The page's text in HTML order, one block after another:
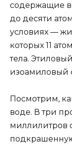
содержащие в
до десяти
условиях —
которых 11
тела.
изоамиловый
Посмотрим,
воде. В три
миллилитров